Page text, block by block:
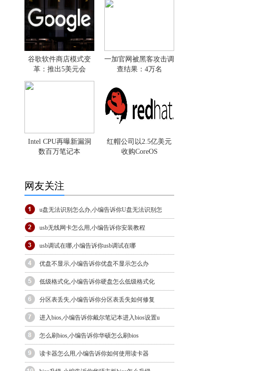
谷歌软件商店模式变
革：推出5美元会
一加官网被黑客攻击调
查结果：4万名
Intel CPU再曝新漏洞
数百万笔记本
红帽公司以2.5亿美元
收购CoreOS
网友关注
u盘无法识别怎么办,小编告诉你U盘无法识别怎
usb无线网卡怎么用,小编告诉你安装教程
usb调试在哪,小编告诉你usb调试在哪
优盘不显示,小编告诉你优盘不显示怎么办
低级格式化,小编告诉你硬盘怎么低级格式化
分区表丢失,小编告诉你分区表丢失如何修复
进入bios,小编告诉你戴尔笔记本进入bios设置u
怎么刷bios,小编告诉你华硕怎么刷bios
读卡器怎么用,小编告诉你如何使用读卡器